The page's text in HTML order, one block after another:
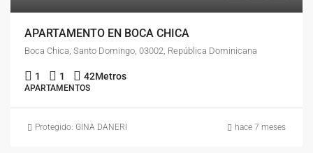
APARTAMENTO EN BOCA CHICA
Boca Chica, Santo Domingo, 03002, República Dominicana
1 1 42Metros
APARTAMENTOS
Protegido: GINA DANERI hace 7 meses